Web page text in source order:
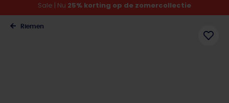
Sale | Nu 25% korting op de zomercollectie
Riemen